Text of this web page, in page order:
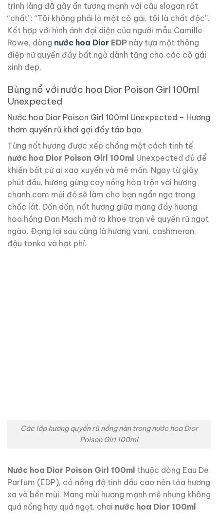
trình làng đã gây ấn tượng mạnh với câu slogan rất
“chất”: “Tôi không phải là một cô gái, tôi là chất độc”.
Kết hợp với hình ảnh đại diện của người mẫu Camille
Rowe, dòng nước hoa Dior EDP này tựa một thông
điệp nữ quyền đầy bất ngờ dành tặng cho các cô gái
xinh đẹp.
Bùng nổ với nước hoa Dior Poison Girl 100ml
Unexpected
Nước hoa Dior Poison Girl 100ml Unexpected – Hương
thơm quyến rũ khơi gợi đầy táo bạo
Từng nốt hương được xếp chồng một cách tinh tế,
nước hoa Dior Poison Girl 100ml Unexpected đủ để
khiến bất cứ ai xao xuyến và mê mẩn. Ngay từ giây
phút đầu, hương gừng cay nồng hòa trộn với hương
chanh,cam múi đỏ sẽ làm cho bạn ngẩn ngơ trong
chốc lát. Dần dần, nốt hương giữa mang đầy hương
hoa hồng Đan Mạch mở ra khoe trọn vẻ quyến rũ ngọt
ngào. Đọng lại sau cùng là hương vani, cashmeran,
đậu tonka và hạt phỉ.
Các lớp hương quyến rũ nồng nàn trong nước hoa Dior
Poison Girl 100ml
Nước hoa Dior Poison Girl 100ml thuộc dòng Eau De
Parfum (EDP), có nồng độ tinh dầu cao nên tỏa hương
xa và bền mùi. Mang mùi hương mạnh mẽ nhưng không
quá nồng hay quá ngọt, chai nước hoa Dior 100ml